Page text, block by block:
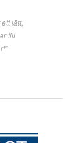
lätt,
till